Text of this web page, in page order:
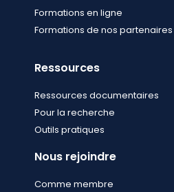
Formations en ligne
Formations de nos partenaires
Ressources
Ressources documentaires
Pour la recherche
Outils pratiques
Nous rejoindre
Comme membre